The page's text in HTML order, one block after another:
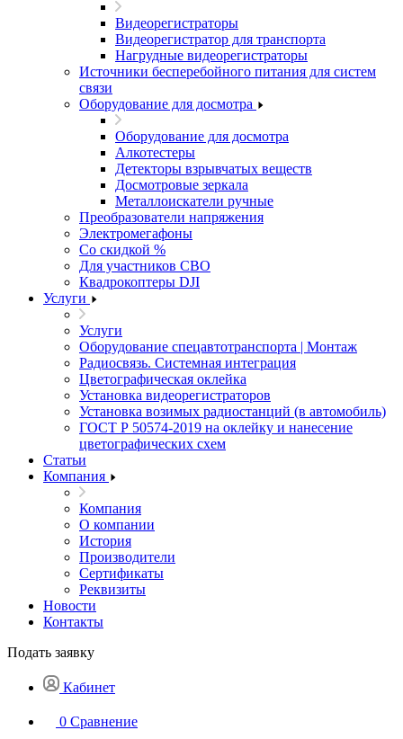
Видеорегистраторы
Видеорегистратор для транспорта
Нагрудные видеорегистраторы
Источники бесперебойного питания для систем
связи
Оборудование для досмотра
Оборудование для досмотра
Алкотестеры
Детекторы взрывчатых веществ
Досмотровые зеркала
Металлоискатели ручные
Преобразователи напряжения
Электромегафоны
Со скидкой %
Для участников СВО
Квадрокоптеры DJI
Услуги
Услуги
Оборудование спецавтотранспорта | Монтаж
Радиосвязь. Системная интеграция
Цветографическая оклейка
Установка видеорегистраторов
Установка возимых радиостанций (в автомобиль)
ГОСТ Р 50574-2019 на оклейку и нанесение
цветографических схем
Статьи
Компания
Компания
О компании
История
Производители
Сертификаты
Реквизиты
Новости
Контакты
Подать заявку
Кабинет
0 Сравнение